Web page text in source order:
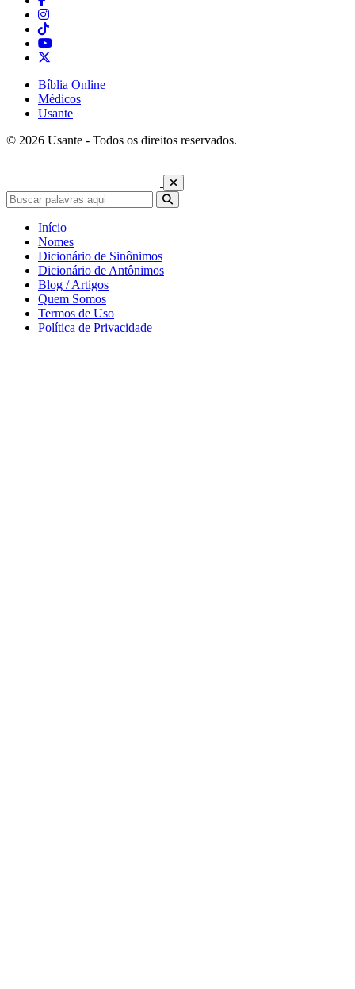
Bíblia Online
Médicos
Usante
© 2026 Usante - Todos os direitos reservados.
Início
Nomes
Dicionário de Sinônimos
Dicionário de Antônimos
Blog / Artigos
Quem Somos
Termos de Uso
Política de Privacidade